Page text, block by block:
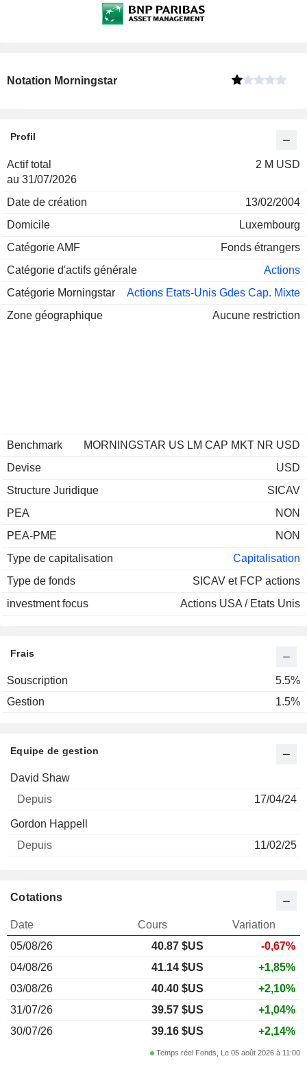
Notation Morningstar
Profil
Actif total
au 31/07/2026
2 M USD
Date de création
13/02/2004
Domicile
Luxembourg
Catégorie AMF
Fonds étrangers
Catégorie d'actifs générale
Actions
Catégorie Morningstar
Actions Etats-Unis Gdes Cap. Mixte
Zone géographique
Aucune restriction
Benchmark
MORNINGSTAR US LM CAP MKT NR USD
Devise
USD
Structure Juridique
SICAV
PEA
NON
PEA-PME
NON
Type de capitalisation
Capitalisation
Type de fonds
SICAV et FCP actions
investment focus
Actions USA / Etats Unis
Frais
Souscription
5.5%
Gestion
1.5%
Equipe de gestion
Nom Depuis
David Shaw
17/04/24
Gordon Happell
11/02/25
Cotations
Date Cours
Variation
05/08/26
40.87 $US
-0,67%
04/08/26
41.14 $US
+1,85%
03/08/26
40.40 $US
+2,10%
31/07/26
39.57 $US
+1,04%
30/07/26
39.16 $US +2,14%
Temps réel Fonds, Le 05 août 2026 à 11:00